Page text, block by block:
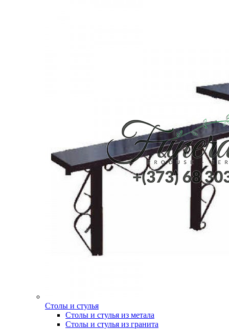
Столы и стулья
Столы и стулья из метала
Столы и стулья из гранита